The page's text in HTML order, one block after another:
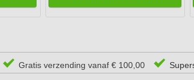
Gratis verzending vanaf € 100,00